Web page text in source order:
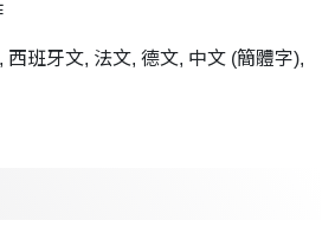
班牙文, 法文, 德文, 中文 (簡體字),